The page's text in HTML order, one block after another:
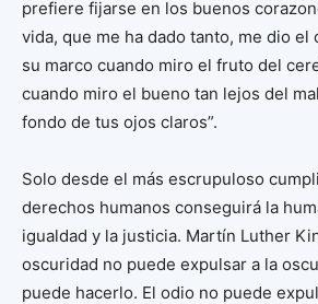
prefiere fijarse en los buenos
vida, que me ha dado tanto, me dio el
su marco cuando miro el fruto del
cuando miro el bueno tan lejos del
fondo de tus ojos claros”.
Solo desde el más escrupuloso
derechos humanos conseguirá la
igualdad y la justicia. Martín Luther
oscuridad no puede expulsar a la
puede hacerlo. El odio no puede